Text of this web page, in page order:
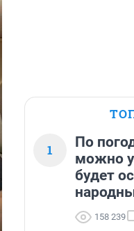
1
По
можно
будет
158 239